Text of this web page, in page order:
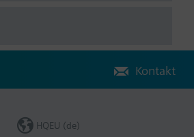
Kontakt
HQEU (de)